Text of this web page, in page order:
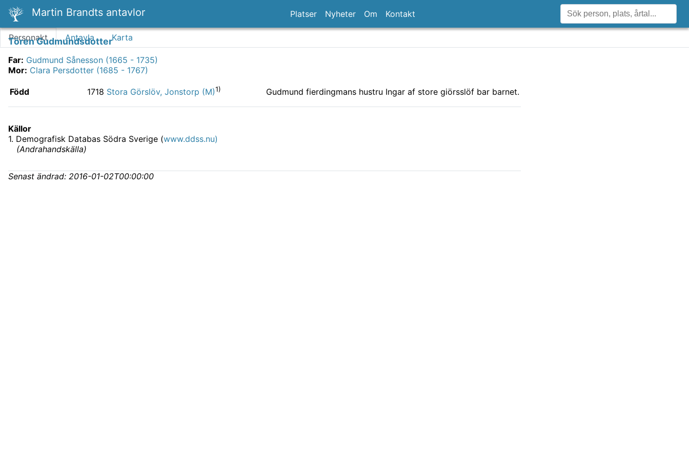
Martin Brandts antavlor Platser Nyheter Om Kontakt
Personakt Antavla Karta
Tören Gudmundsdotter
Far: Gudmund Sånesson (1665 - 1735)
Mor: Clara Persdotter (1685 - 1767)
Född 1718 Stora Görslöv, Jonstorp (M)1) Gudmund fierdingmans hustru Ingar af store giörsslöf bar barnet.
Källor
1. Demografisk Databas Södra Sverige (www.ddss.nu)
(Andrahandskälla)
Senast ändrad: 2016-01-02T00:00:00